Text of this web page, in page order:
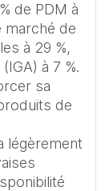
de PDM à
marché de
à 29 %,
à 7 %.
sa
de
légèrement